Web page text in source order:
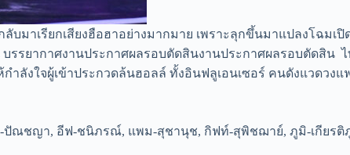
บมาเรียกเสียงฮือฮาอย่างมากมาย เพราะลุกขึ้นมาแปลงโฉม
บรรยากาศงานประกาศผลรอบตัดสินงานประกาศผลรอบตัดสิน
งใจผู้เข้าประกวดล้นฮอลล์ ทั้งอินฟลูเอนเซอร์ คนดังแวดว
ณชญา, อีฟ-ชนิภรณ์, แพม-สุชานุช, กิฟท์-สุพิชฌาย์, ภูมิ-เกียรติ